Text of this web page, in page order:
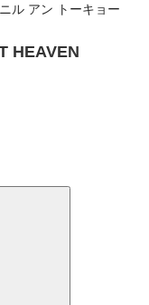
ル アン トーキョー
HEAVEN